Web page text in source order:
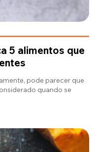
5 alimentos que
pode parecer que
quando se